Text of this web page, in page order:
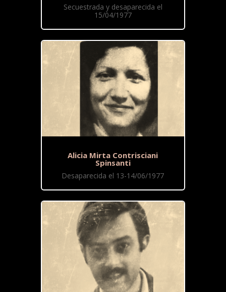
Secuestrada y desaparecida el
15/04/1977
Alicia Mirta Contrisciani
Spinsanti
Desaparecida el 13-14/06/1977